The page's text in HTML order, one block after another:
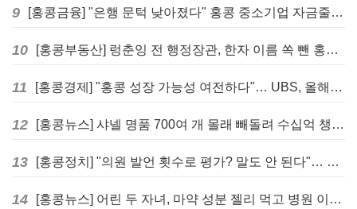
9 [홍콩금융] "은행 문턱 낮아졌다" 홍콩 중소기업 자금줄 숨통 트이나… HKMA "2분기 신용 조건 안정적"
10 [홍콩부동산] 렁춘잉 전 행정장관, 한자 이름 쏙 뺀 홍콩 고급 아파트 단지들에 쓴소리
11 [홍콩경제] "홍콩 성장 가능성 여전하다"… UBS, 올해 홍콩 GDP 성장률 전망치 4.5%로 대폭 상향
12 [홍콩뉴스] 샤넬 명품 700여 개 몰래 빼돌려 수십억 챙긴 직원 4년~7년형 선고
13 [홍콩정치] "의원 발언 횟수로 평가? 말도 안 된다"… 홍콩 입법회 의장의 일침
14 [홍콩뉴스] 어린 두 자녀, 마약 성분 젤리 먹고 병원 이송… 어머니와 친척 체포